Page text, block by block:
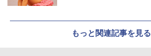
もっと関連記事を見る